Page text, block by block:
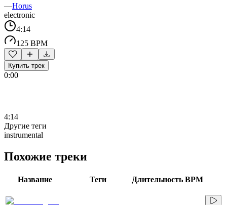
—Horus
electronic
4:14
125 BPM
Купить трек
0:00
4:14
Другие теги
instrumental
Похожие треки
Название Теги Длительность BPM